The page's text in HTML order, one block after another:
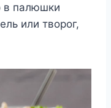
в палюшки
или творог,